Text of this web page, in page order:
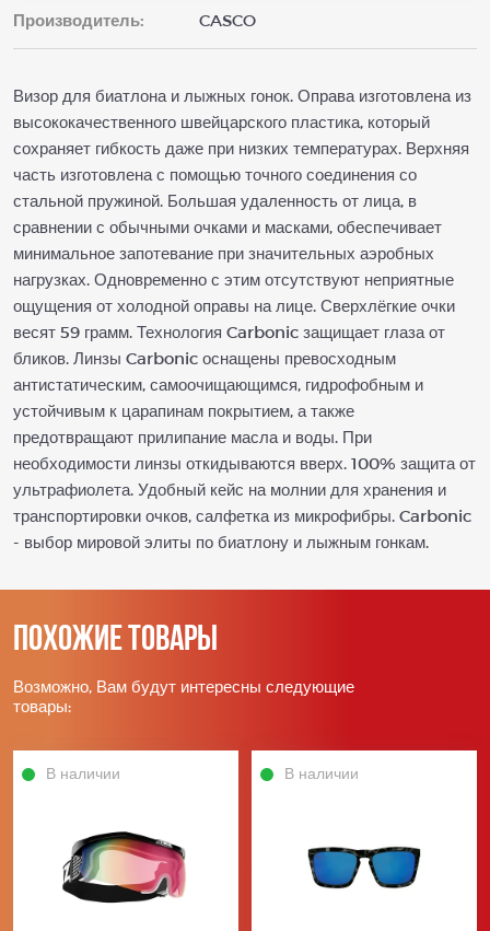
Производитель: CASCO
Визор для биатлона и лыжных гонок. Оправа изготовлена из
высококачественного швейцарского пластика, который
сохраняет гибкость даже при низких температурах. Верхняя
часть изготовлена с помощью точного соединения со
стальной пружиной. Большая удаленность от лица, в
сравнении с обычными очками и масками, обеспечивает
минимальное запотевание при значительных аэробных
нагрузках. Одновременно с этим отсутствуют неприятные
ощущения от холодной оправы на лице. Сверхлёгкие очки
весят 59 грамм. Технология Carbonic защищает глаза от
бликов. Линзы Carbonic оснащены превосходным
антистатическим, самоочищающимся, гидрофобным и
устойчивым к царапинам покрытием, а также
предотвращают прилипание масла и воды. При
необходимости линзы откидываются вверх. 100% защита от
ультрафиолета. Удобный кейс на молнии для хранения и
транспортировки очков, салфетка из микрофибры. Carbonic
- выбор мировой элиты по биатлону и лыжным гонкам.
Похожие товары
Возможно, Вам будут интересны следующие
товары:
В наличии В наличии